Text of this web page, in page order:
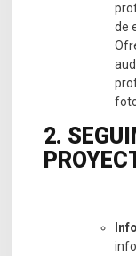
de
2.